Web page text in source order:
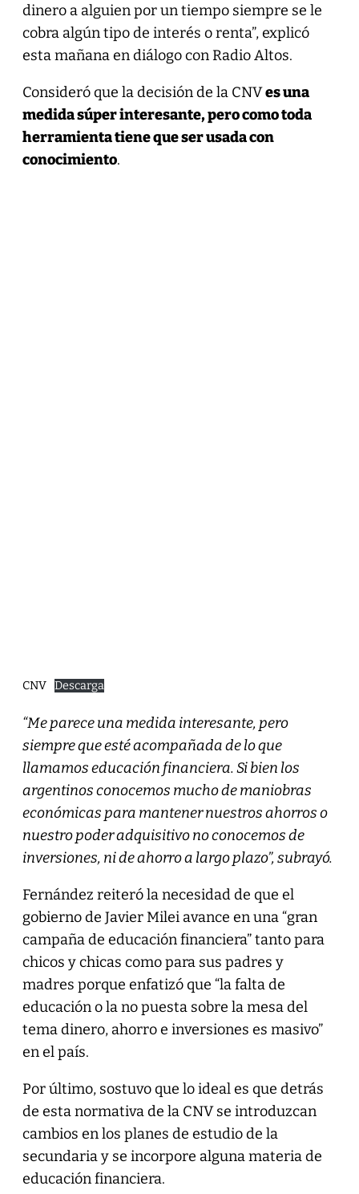
dinero a alguien por un tiempo siempre se le
cobra algún tipo de interés o renta”, explicó
esta mañana en diálogo con Radio Altos.
Consideró que la decisión de la CNVes una
medida súper interesante, pero como toda
herramienta tiene que ser usada con
conocimiento.
CNV Descarga
“Me parece una medida interesante, pero
siempre que esté acompañada de lo que
llamamos educación financiera. Si bien los
argentinos conocemos mucho de maniobras
económicas para mantener nuestros ahorros o
nuestro poder adquisitivo no conocemos de
inversiones, ni de ahorro a largo plazo”, subrayó.
Fernández reiteró la necesidad de que el
gobierno de Javier Milei avance en una “gran
campaña de educación financiera” tanto para
chicos y chicas como para sus padres y
madres porque enfatizó que “la falta de
educación o la no puesta sobre la mesa del
tema dinero, ahorro e inversiones es masivo”
en el país.
Por último, sostuvo que lo ideal es que detrás
de esta normativa de la CNV se introduzcan
cambios en los planes de estudio de la
secundaria y se incorpore alguna materia de
educación financiera.